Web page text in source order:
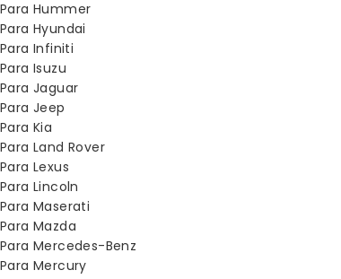
Para Hummer
Para Hyundai
Para Infiniti
Para Isuzu
Para Jaguar
Para Jeep
Para Kia
Para Land Rover
Para Lexus
Para Lincoln
Para Maserati
Para Mazda
Para Mercedes-Benz
Para Mercury